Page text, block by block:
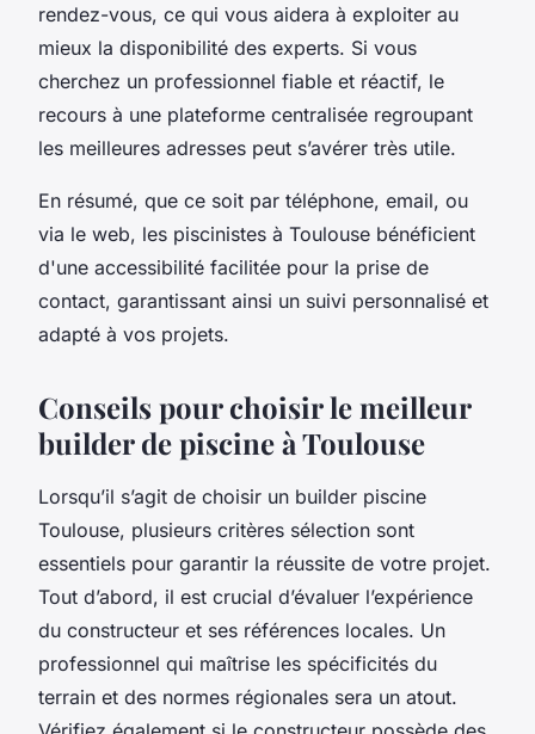
rendez-vous, ce qui vous aidera à exploiter au
mieux la disponibilité des experts. Si vous
cherchez un professionnel fiable et réactif, le
recours à une plateforme centralisée regroupant
les meilleures adresses peut s’avérer très utile.
En résumé, que ce soit par téléphone, email, ou
via le web, les piscinistes à Toulouse bénéficient
d'une accessibilité facilitée pour la prise de
contact, garantissant ainsi un suivi personnalisé et
adapté à vos projets.
Conseils pour choisir le meilleur
builder de piscine à Toulouse
Lorsqu’il s’agit de choisir un builder piscine
Toulouse, plusieurs critères sélection sont
essentiels pour garantir la réussite de votre projet.
Tout d’abord, il est crucial d’évaluer l’expérience
du constructeur et ses références locales. Un
professionnel qui maîtrise les spécificités du
terrain et des normes régionales sera un atout.